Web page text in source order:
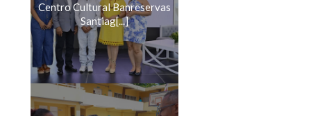
Centro Cultural Banreservas
Santiag[...]